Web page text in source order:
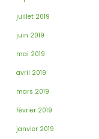
juillet 2019
juin 2019
mai 2019
avril 2019
mars 2019
février 2019
janvier 2019